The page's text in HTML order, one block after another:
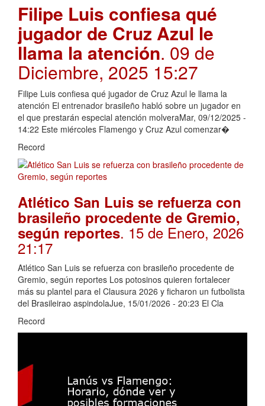
Filipe Luis confiesa qué
jugador de Cruz Azul le
llama la atención. 09 de
Diciembre, 2025 15:27
Filipe Luis confiesa qué jugador de Cruz Azul le llama la
atención El entrenador brasileño habló sobre un jugador en
el que prestarán especial atención molveraMar, 09/12/2025 -
14:22 Este miércoles Flamengo y Cruz Azul comenzar�
Record
Atlético San Luis se refuerza con
brasileño procedente de Gremio,
según reportes. 15 de Enero, 2026
21:17
Atlético San Luis se refuerza con brasileño procedente de
Gremio, según reportes Los potosinos quieren fortalecer
más su plantel para el Clausura 2026 y ficharon un futbolista
del Brasileirao aspindolaJue, 15/01/2026 - 20:23 El Cla
Record